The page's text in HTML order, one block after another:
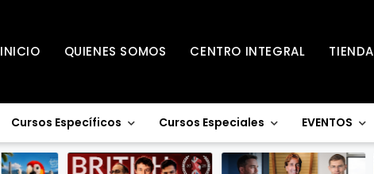
INICIO QUIENES SOMOS CENTRO INTEGRAL TIENDA
Cursos Específicos Cursos Especiales EVENTOS